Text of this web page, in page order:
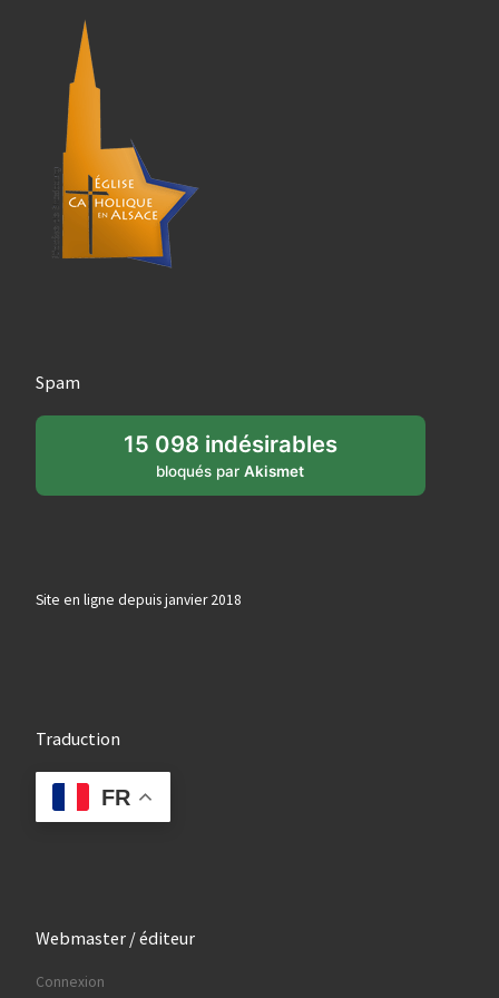
Spam
15 098 indésirables
bloqués parAkismet
Site en ligne depuis janvier 2018
Traduction
FR
Webmaster / éditeur
Connexion